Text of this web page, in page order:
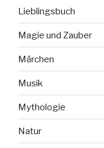
Lieblingsbuch
Magie und Zauber
Märchen
Musik
Mythologie
Natur